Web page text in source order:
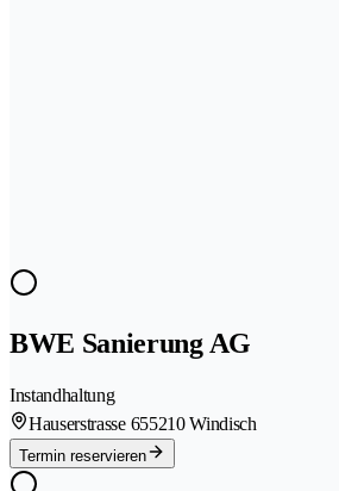
BWE Sanierung AG
Instandhaltung
Hauserstrasse 655210 Windisch
Termin reservieren